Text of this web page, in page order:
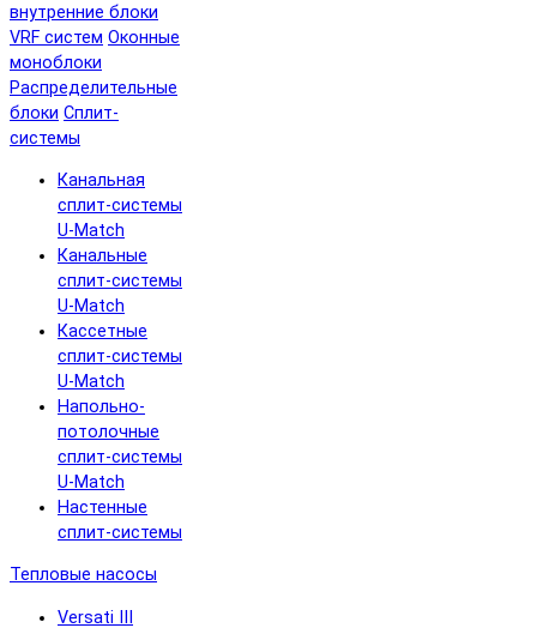
внутренние блоки
VRF систем Оконные
моноблоки
Распределительные
блоки Сплит-
системы
Канальная
сплит-системы
U-Match
Канальные
сплит-системы
U-Match
Кассетные
сплит-системы
U-Match
Напольно-
потолочные
сплит-системы
U-Match
Настенные
сплит-системы
Тепловые насосы
Versati III